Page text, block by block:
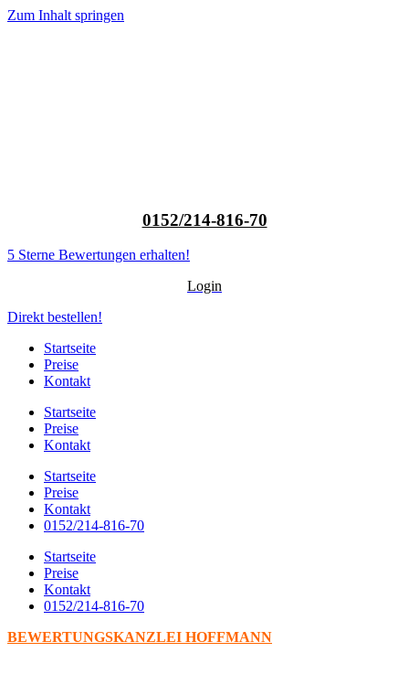
Zum Inhalt springen
0152/214-816-70
5 Sterne Bewertungen erhalten!
Login
Direkt bestellen!
Startseite
Preise
Kontakt
Startseite
Preise
Kontakt
Startseite
Preise
Kontakt
0152/214-816-70
Startseite
Preise
Kontakt
0152/214-816-70
BEWERTUNGSKANZLEI HOFFMANN